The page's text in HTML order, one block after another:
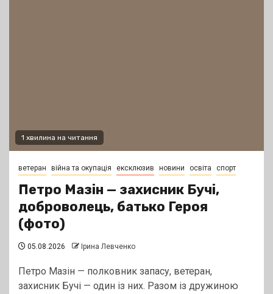
1 хвилина на читання
ветеран війна та окупація ексклюзив новини освіта спорт
Петро Мазін — захисник Бучі,
доброволець, батько Героя
(фото)
05.08.2026 Ірина Левченко
Петро Мазін — полковник запасу, ветеран,
захисник Бучі — один із них. Разом із дружиною